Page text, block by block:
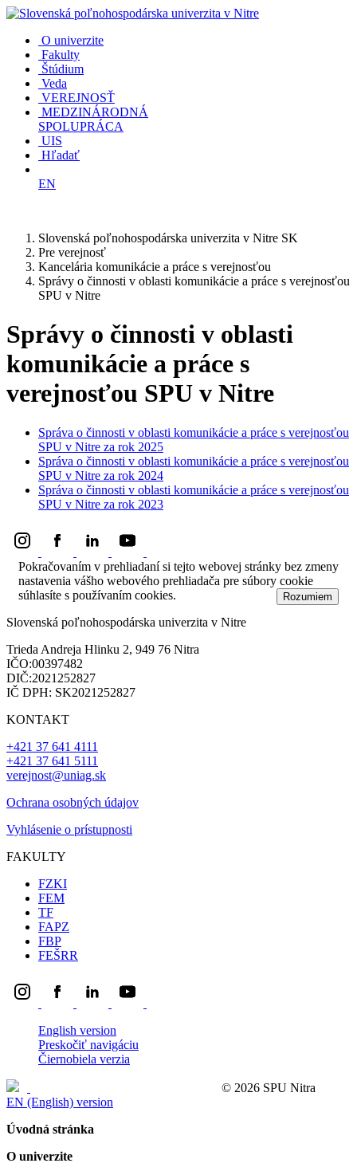
O univerzite
Fakulty
Štúdium
Veda
VEREJNOSŤ
MEDZINÁRODNÁ
SPOLUPRÁCA
UIS
Hľadať
EN
Slovenská poľnohospodárska univerzita v Nitre SK
Pre verejnosť
Kancelária komunikácie a práce s verejnosťou
Správy o činnosti v oblasti komunikácie a práce s verejnosťou
SPU v Nitre
Správy o činnosti v oblasti
komunikácie a práce s
verejnosťou SPU v Nitre
Správa o činnosti v oblasti komunikácie a práce s verejnosťou
SPU v Nitre za rok 2025
Správa o činnosti v oblasti komunikácie a práce s verejnosťou
SPU v Nitre za rok 2024
Správa o činnosti v oblasti komunikácie a práce s verejnosťou
SPU v Nitre za rok 2023
Pokračovaním v prehliadaní si tejto webovej stránky bez zmeny
nastavenia vášho webového prehliadača pre súbory cookie
súhlasíte s používaním cookies.
Rozumiem
Slovenská poľnohospodárska univerzita v Nitre
Trieda Andreja Hlinku 2, 949 76 Nitra
IČO:00397482
DIČ:2021252827
IČ DPH: SK2021252827
KONTAKT
+421 37 641 4111
+421 37 641 5111
verejnost@uniag.sk
Ochrana osobných údajov
Vyhlásenie o prístupnosti
FAKULTY
FZKI
FEM
TF
FAPZ
FBP
FEŠRR
English version
Preskočiť navigáciu
Čiernobiela verzia
© 2026 SPU Nitra
EN (English) version
Úvodná stránka
O univerzite